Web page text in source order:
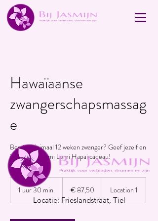
Hawaïaanse
zwangerschapsmassag
e
Ben je minimaal 12 weken zwanger? Geef jezelf en
je kind een Lomi Lomi Hapai cadeau!
1 uur 30 min.
u
3
€ 87,50 Location 1
Locatie: Frieslandstraat, Tiel